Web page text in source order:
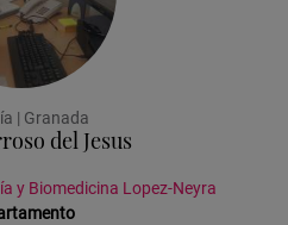
| Granada
del Jesus
y Biomedicina Lopez-Neyra